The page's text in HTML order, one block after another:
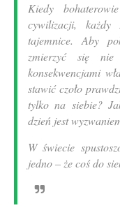
Kiedy
cywilizacji, każdy
tajemnice. Aby
zmierzyć się
konsekwencjami
stawić czoło
tylko na siebie?
dzień jest
W świecie
jedno – że coś do